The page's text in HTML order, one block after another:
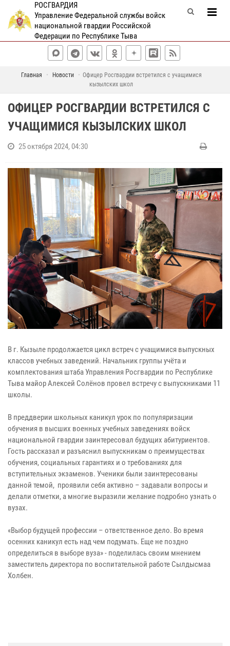
РОСГВАРДИЯ
Управление Федеральной службы войск
национальной гвардии Российской
Федерации по Республике Тыва
Главная Новости
Офицер Росгвардии встретился с учащимися
кызылских школ
ОФИЦЕР РОСГВАРДИИ ВСТРЕТИЛСЯ С
УЧАЩИМИСЯ КЫЗЫЛСКИХ ШКОЛ
25 октября 2024, 04:30
В г. Кызыле продолжается цикл встреч с учащимися выпускных
классов учебных заведений. Начальник группы учёта и
комплектования штаба Управления Росгвардии по Республике
Тыва майор Алексей Солёнов провел встречу с выпускниками 11
школы.
В преддверии школьных каникул урок по популяризации
обучения в высших военных учебных заведениях войск
национальной гвардии заинтересовал будущих абитуриентов.
Гость рассказал и разъяснил выпускникам о преимуществах
обучения, социальных гарантиях и о требованиях для
вступительных экзаменов. Ученики были заинтересованы
данной темой, проявили себя активно – задавали вопросы и
делали отметки, а многие выразили желание подробно узнать о
вузах.
«Выбор будущей профессии – ответственное дело. Во время
осенних каникул есть над чем подумать. Еще не поздно
определиться в выборе вуза» - поделилась своим мнением
заместитель директора по воспитательной работе Сылдысмаа
Холбен.